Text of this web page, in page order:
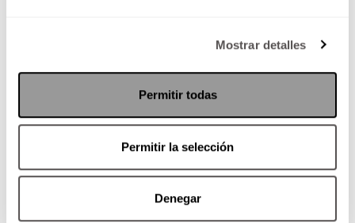
Mostrar detalles
Permitir todas
Permitir la selección
Denegar